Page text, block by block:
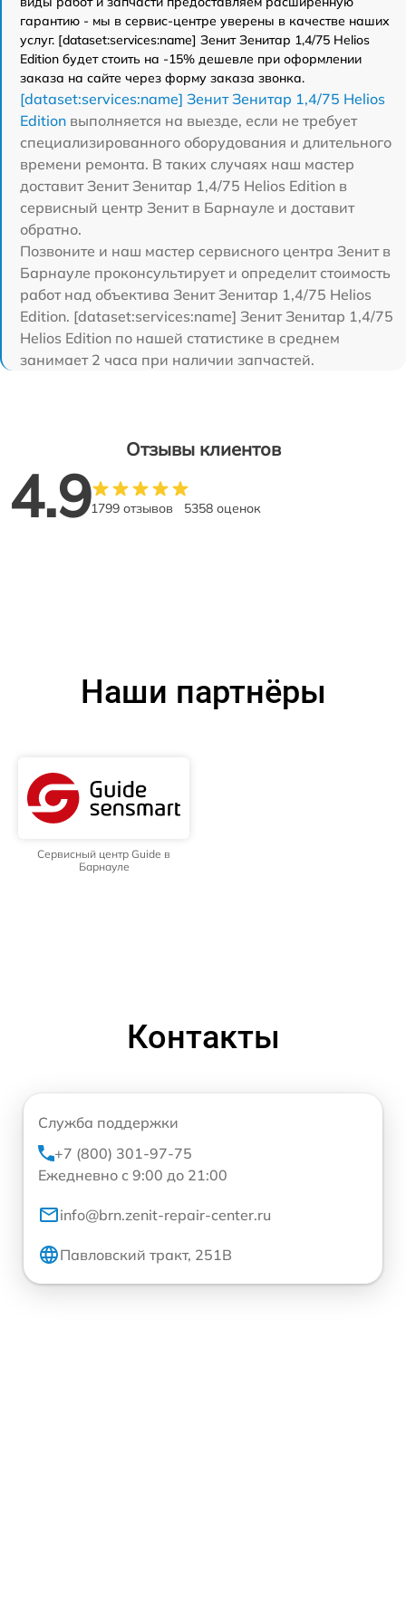
гарантию - мы в сервис-центре уверены в качестве наших
услуг. [dataset:services:name] Зенит Зенитар 1,4/75 Helios
Edition будет стоить на -15% дешевле при оформлении
заказа на сайте через форму заказа звонка.
[dataset:services:name] Зенит Зенитар 1,4/75 Helios
Edition выполняется на выезде, если не требует
специализированного оборудования и длительного
времени ремонта. В таких случаях наш мастер
доставит Зенит Зенитар 1,4/75 Helios Edition в
сервисный центр Зенит в Барнауле и доставит
обратно.
Позвоните и наш мастер сервисного центра Зенит в
Барнауле проконсультирует и определит стоимость
работ над объектива Зенит Зенитар 1,4/75 Helios
Edition. [dataset:services:name] Зенит Зенитар 1,4/75
Helios Edition по нашей статистике в среднем
занимает 2 часа при наличии запчастей.
Отзывы клиентов
4.91799 отзывов 5358 оценок
Наши партнёры
Сервисный центр Guide в
Барнауле
Контакты
Служба поддержки
+7 (800) 301-97-75
Ежедневно с 9:00 до 21:00
info@brn.zenit-repair-center.ru
Павловский тракт, 251В